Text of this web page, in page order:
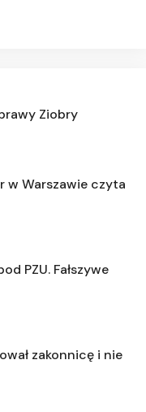
Ziobry
w Warszawie czyta
PZU. Fałszywe
zakonnicę i nie